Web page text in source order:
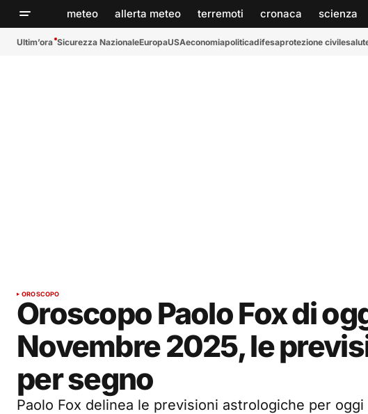
meteo allerta meteo terremoti cronaca scienza
Ultim’ora Sicurezza NazionaleEuropaUSAeconomiapoliticadifesaprotezione civile
OROSCOPO
Oroscopo Paolo Fox di
Novembre 2025, le
per segno
Paolo Fox delinea le previsioni astrologiche per oggi